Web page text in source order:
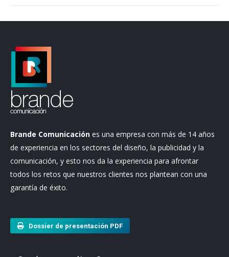
Brande Comunicación es una empresa con más de 14 años
de experiencia en los sectores del diseño, la publicidad y la
comunicación, y esto nos da la experiencia para afrontar
todos los retos que nuestros clientes nos plantean con una
garantía de éxito.
Dossier de presentación PDF